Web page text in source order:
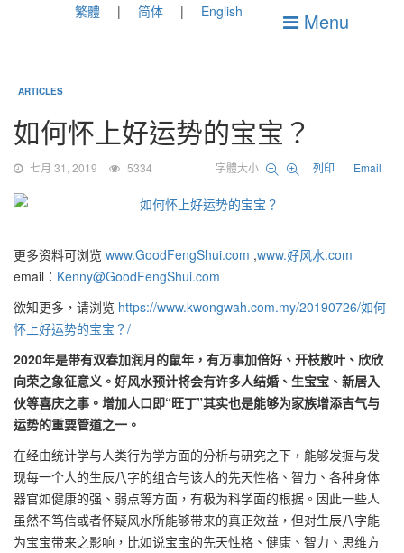
繁體 简体 English Menu
ARTICLES
如何怀上好运势的宝宝？
七月 31, 2019 5334 字體大小 列印 Email
更多资料可浏览 www.GoodFengShui.com ,www.好风水.com
email： Kenny@GoodFengShui.com
欲知更多，请浏览 https://www.kwongwah.com.my/20190726/如何
怀上好运势的宝宝？/
2020年是带有双春加润月的鼠年，有万事加倍好、开枝散叶、欣欣
向荣之象征意义。好风水预计将会有许多人结婚、生宝宝、新居入
伙等喜庆之事。增加人口即“旺丁”其实也是能够为家族增添吉气与
运势的重要管道之一。
在经由统计学与人类行为学方面的分析与研究之下，能够发掘与发
现每一个人的生辰八字的组合与该人的先天性格、智力、各种身体
器官如健康的强、弱点等方面，有极为科学面的根据。因此一些人
虽然不笃信或者怀疑风水所能够带来的真正效益，但对生辰八字能
为宝宝带来之影响，比如说宝宝的先天性格、健康、智力、思维方